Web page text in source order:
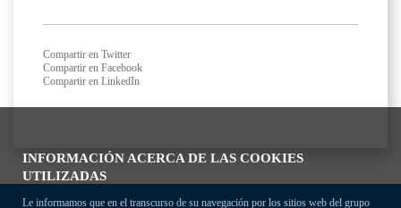
INFORMACIÓN ACERCA DE LAS COOKIES
UTILIZADAS
Le informamos que en el transcurso de su navegación por los sitios web del grupo
Compartir en Twitter
Compartir en Facebook
Compartir en LinkedIn